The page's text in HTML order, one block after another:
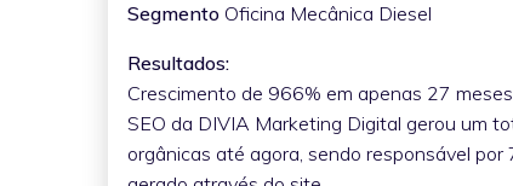
Segmento Oficina Mecânica Diesel
Resultados:
Crescimento de 966% em apenas 27
SEO da DIVIA Marketing Digital gerou um
orgânicas até agora, sendo responsável